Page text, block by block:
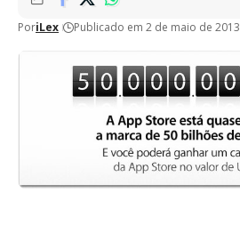
PoriLex Publicado em 2 de maio de 2013